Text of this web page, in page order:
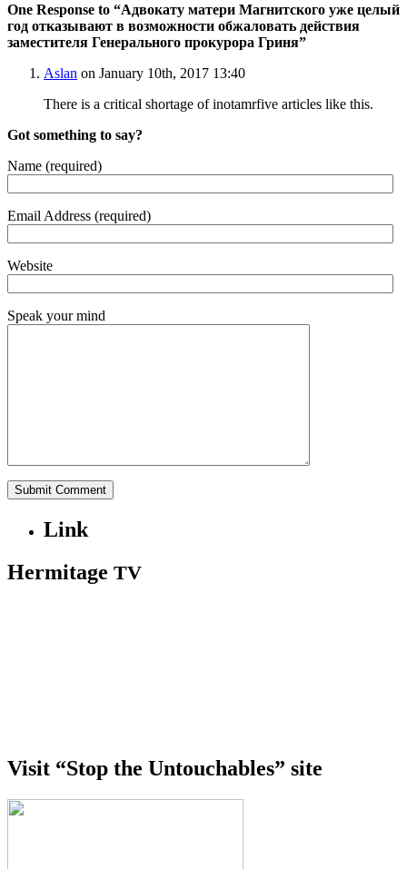
One Response to “Адвокату матери Магнитского уже целый
год отказывают в возможности обжаловать действия
заместителя Генерального прокурора Гриня”
Aslan on January 10th, 2017 13:40
There is a crit­i­cal short­age of ino­tam­r­five arti­cles like this.
Got something to say?
Name (required)
Email Address (required)
Website
Speak your mind
Link
Hermitage TV
Visit “Stop the Untouchables” site